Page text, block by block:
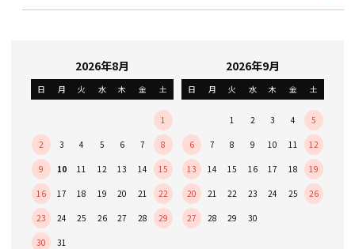
2026年8月
日 月 火 水 木 金 土
1
2 3 4 5 6 7 8
9 10 11 12 13 14 15
16 17 18 19 20 21 22
23 24 25 26 27 28 29
30 31
2026年9月
日 月 火 水 木 金 土
1 2 3 4 5
6 7 8 9 10 11 12
13 14 15 16 17 18 19
20 21 22 23 24 25 26
27 28 29 30